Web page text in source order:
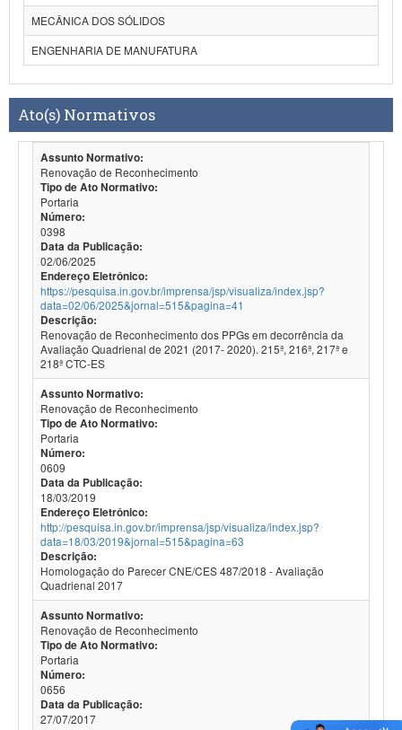
MECÂNICA DOS SÓLIDOS
ENGENHARIA DE MANUFATURA
Ato(s) Normativos
Assunto Normativo:
Renovação de Reconhecimento
Tipo de Ato Normativo:
Portaria
Número:
0398
Data da Publicação:
02/06/2025
Endereço Eletrônico:
https://pesquisa.in.gov.br/imprensa/jsp/visualiza/index.jsp?
data=02/06/2025&jornal=515&pagina=41
Descrição:
Renovação de Reconhecimento dos PPGs em decorrência da
Avaliação Quadrienal de 2021 (2017- 2020). 215ª, 216ª, 217ª e
218ª CTC-ES
Assunto Normativo:
Renovação de Reconhecimento
Tipo de Ato Normativo:
Portaria
Número:
0609
Data da Publicação:
18/03/2019
Endereço Eletrônico:
http://pesquisa.in.gov.br/imprensa/jsp/visualiza/index.jsp?
data=18/03/2019&jornal=515&pagina=63
Descrição:
Homologação do Parecer CNE/CES 487/2018 - Avaliação
Quadrienal 2017
Assunto Normativo:
Renovação de Reconhecimento
Tipo de Ato Normativo:
Portaria
Número:
0656
Data da Publicação:
27/07/2017